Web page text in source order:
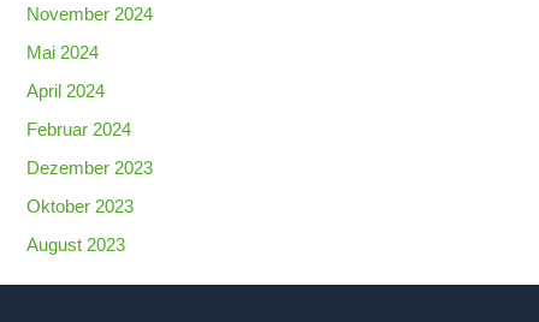
November 2024
Mai 2024
April 2024
Februar 2024
Dezember 2023
Oktober 2023
August 2023